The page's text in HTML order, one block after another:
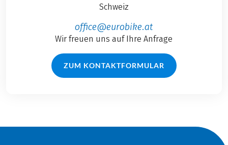
Schweiz
office@eurobike.at
Wir freuen uns auf Ihre Anfrage
ZUM KONTAKTFORMULAR